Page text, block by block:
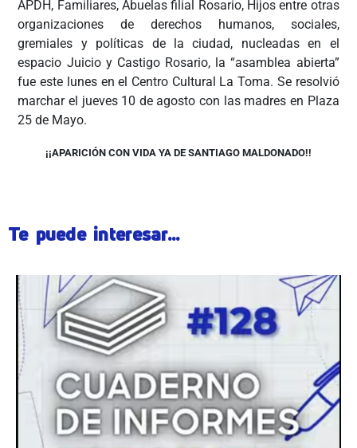
APDH, Familiares, Abuelas filial Rosario, Hijos entre otras
organizaciones de derechos humanos, sociales,
gremiales y políticas de la ciudad, nucleadas en el
espacio Juicio y Castigo Rosario, la “asamblea abierta”
fue este lunes en el Centro Cultural La Toma. Se resolvió
marchar el jueves 10 de agosto con las madres en Plaza
25 de Mayo.
¡¡APARICIÓN CON VIDA YA DE SANTIAGO MALDONADO!!
Te puede interesar...